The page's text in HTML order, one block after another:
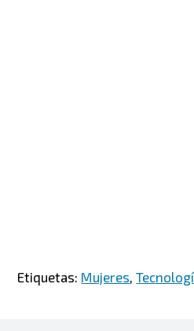
Etiquetas: Mujeres ,